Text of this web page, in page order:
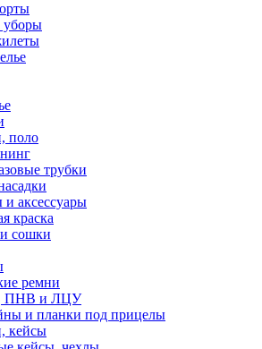
уборы
поло
трубки
аксессуары
краска
сошки
ремни
ПНВ и ЛЦУ
и планки под прицелы
кейсы